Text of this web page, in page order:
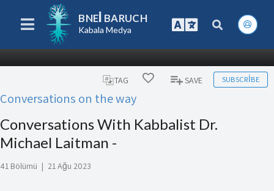
BNEI BARUCH
Kabala Medya
TAG SAVE SUBSCRIBE
Conversations on the way
Conversations With Kabbalist Dr.
Michael Laitman -
41 Bölümü | 21 Ağu 2023